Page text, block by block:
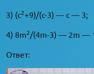
3) (c2+9)/(c-3) — c — 3;
4) 8m2/(4m-3) — 2m —
Ответ: